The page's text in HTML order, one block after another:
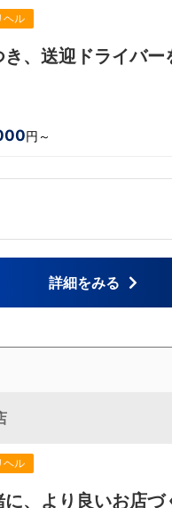
ヘル
、送迎ドライバー
円～
詳細をみる
ヘル
、より良いお店づ